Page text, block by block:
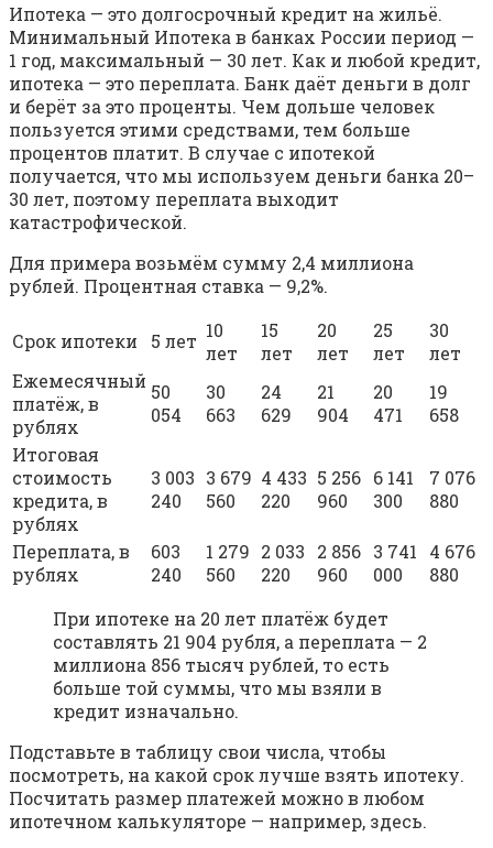
Ипотека — это долгосрочный кредит на жильё.
Минимальный Ипотека в банках России период —
1 год, максимальный — 30 лет. Как и любой кредит,
ипотека — это переплата. Банк даёт деньги в долг
и берёт за это проценты. Чем дольше человек
пользуется этими средствами, тем больше
процентов платит. В случае с ипотекой
получается, что мы используем деньги банка 20–
30 лет, поэтому переплата выходит
катастрофической.
Для примера возьмём сумму 2,4 миллиона
рублей. Процентная ставка — 9,2%.
Срок ипотеки 5 лет 10
лет
15
лет
20
лет
25
лет
30
лет
Ежемесячный
платёж, в
рублях
50
054
30
663
24
629
21
904
20
471
19
658
Итоговая
стоимость
кредита, в
рублях
3 003
240
3 679
560
4 433
220
5 256
960
6 141
300
7 076
880
Переплата, в
рублях
603
240
1 279
560
2 033
220
2 856
960
3 741
000
4 676
880
При ипотеке на 20 лет платёж будет
составлять 21 904 рубля, а переплата — 2
миллиона 856 тысяч рублей, то есть
больше той суммы, что мы взяли в
кредит изначально.
Подставьте в таблицу свои числа, чтобы
посмотреть, на какой срок лучше взять ипотеку.
Посчитать размер платежей можно в любом
ипотечном калькуляторе — например, здесь.